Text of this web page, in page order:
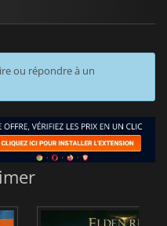
ou répondre à un